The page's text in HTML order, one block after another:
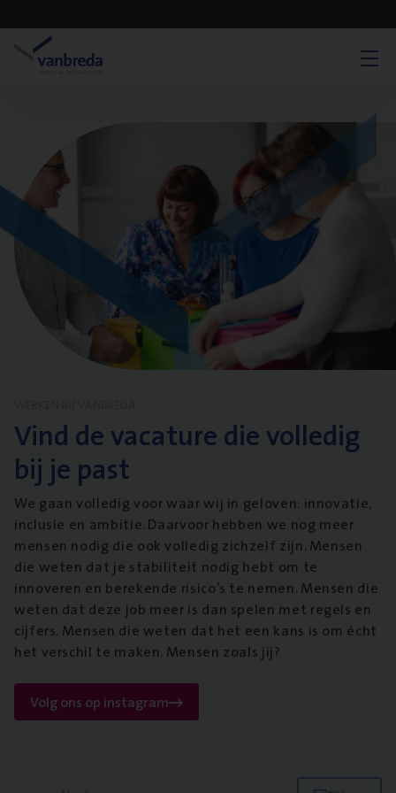
Vind de vacature die volledig
bij je past
We gaan volledig voor waar wij in geloven: innovatie,
inclusie en ambitie. Daarvoor hebben we nog meer
mensen nodig die ook volledig zichzelf zijn. Mensen
die weten dat je stabiliteit nodig hebt om te
innoveren en berekende risico’s te nemen. Mensen die
weten dat deze job meer is dan spelen met regels en
cijfers. Mensen die weten dat het een kans is om écht
het verschil te maken. Mensen zoals jij?
Volg ons op instagram